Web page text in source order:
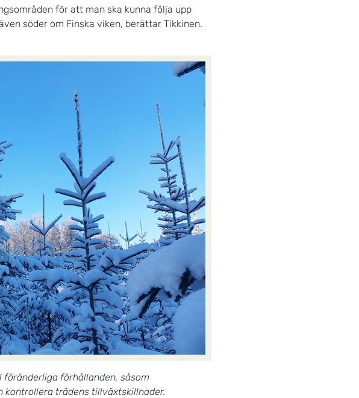
för att man ska kunna följa upp
söder om Finska viken, berättar Tikkinen.
förhållanden, såsom
kontrollera trädens tillväxtskillnader.